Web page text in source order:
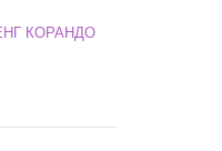
КОРАНДО